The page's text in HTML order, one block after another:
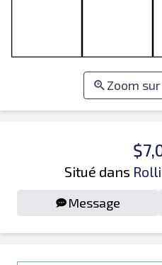
Zoom
Situé dans
Message